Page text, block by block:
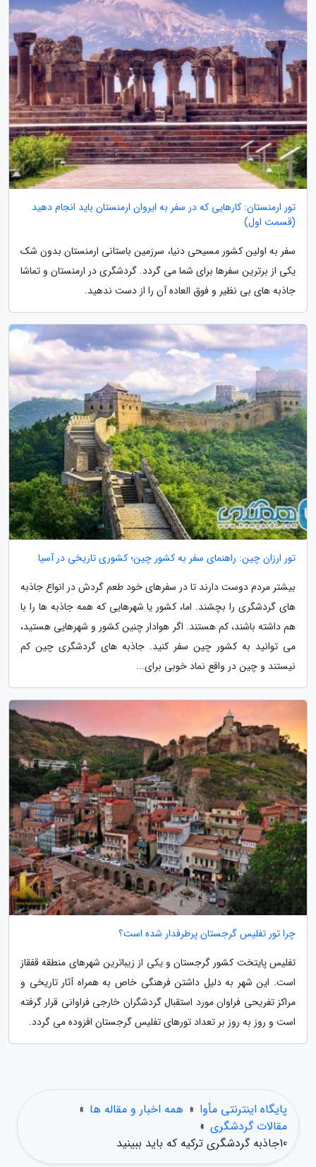
تور ارمنستان: کارهایی که در سفر به ایروان ارمنستان باید انجام دهید
(قسمت اول)
سفر به اولین کشور مسیحی دنیا، سرزمین باستانی ارمنستان بدون شک
یکی از برترین سفرها برای شما می گردد. گردشگری در ارمنستان و تماشا
جاذبه های بی نظیر و فوق العاده آن را از دست ندهید.
تور ارزان چین: راهنمای سفر به کشور چین؛ کشوری تاریخی در آسیا
بیشتر مردم دوست دارند تا در سفرهای خود طعم گردش در انواع جاذبه
های گردشگری را بچشند. اما، کشور یا شهرهایی که همه جاذبه ها را با
هم داشته باشند، کم هستند. اگر هوادار چنین کشور و شهرهایی هستید،
می توانید به کشور چین سفر کنید. جاذبه های گردشگری چین کم
نیستند و چین در واقع نماد خوبی برای...
چرا تور تفلیس گرجستان پرطرفدار شده است؟
تفلیس پایتخت کشور گرجستان و یکی از زیباترین شهرهای منطقه قفقاز
است. این شهر به دلیل داشتن فرهنگی خاص به همراه آثار تاریخی و
مراکز تفریحی فراوان مورد استقبال گردشگران خارجی فراوانی قرار گرفته
است و روز به روز بر تعداد تورهای تفلیس گرجستان افزوده می گردد.
پایگاه اینترنتی مأوا » همه اخبار و مقاله ها »
مقالات گردشگری »
10جاذبه گردشگری ترکیه که باید ببینید